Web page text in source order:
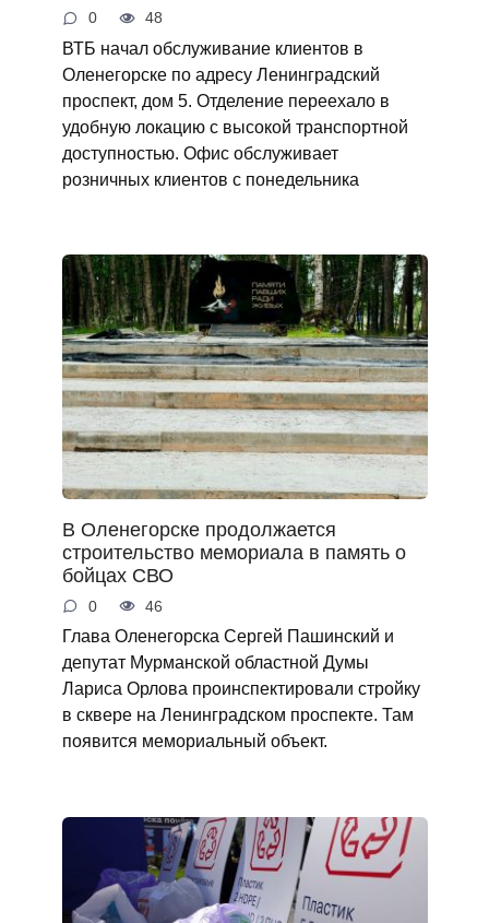
0 48
ВТБ начал обслуживание клиентов в
Оленегорске по адресу Ленинградский
проспект, дом 5. Отделение переехало в
удобную локацию с высокой транспортной
доступностью. Офис обслуживает
розничных клиентов с понедельника
В Оленегорске продолжается
строительство мемориала в память о
бойцах СВО
0 46
Глава Оленегорска Сергей Пашинский и
депутат Мурманской областной Думы
Лариса Орлова проинспектировали стройку
в сквере на Ленинградском проспекте. Там
появится мемориальный объект.